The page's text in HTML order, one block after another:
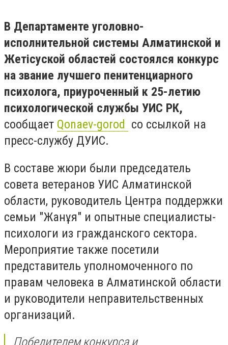
В Департаменте уголовно-
исполнительной системы Алматинской и
Жетісуской областей состоялся конкурс
на звание лучшего пенитенциарного
психолога, приуроченный к 25-летию
психологической службы УИС РК,
сообщает Qonaev-gorod со ссылкой на
пресс-службу ДУИС.
В составе жюри были председатель
совета ветеранов УИС Алматинской
области, руководитель Центра поддержки
семьи "Жанұя" и опытные специалисты-
психологи из гражданского сектора.
Мероприятие также посетили
представитель уполномоченного по
правам человека в Алматинской области
и руководители неправительственных
организаций.